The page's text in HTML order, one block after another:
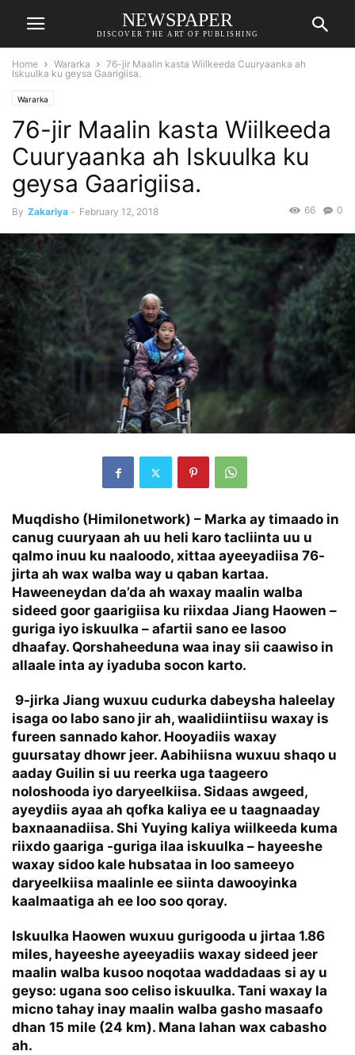
NEWSPAPER
DISCOVER THE ART OF PUBLISHING
Home Wararka
76-jir Maalin kasta Wiilkeeda Cuuryaanka ah
Iskuulka ku geysa Gaarigiisa.
Wararka
76-jir Maalin kasta Wiilkeeda
Cuuryaanka ah Iskuulka ku
geysa Gaarigiisa.
By Zakariya - February 12, 2018 0
66
Muqdisho (Himilonetwork) – Marka ay timaado in
canug cuuryaan ah uu heli karo tacliinta uu u
qalmo inuu ku naaloodo, xittaa ayeeyadiisa 76-
jirta ah wax walba way u qaban kartaa.
Haweeneydan da’da ah waxay maalin walba
sideed goor gaarigiisa ku riixdaa Jiang Haowen –
guriga iyo iskuulka – afartii sano ee lasoo
dhaafay. Qorshaheeduna waa inay sii caawiso in
allaale inta ay iyaduba socon karto.
9-jirka Jiang wuxuu cudurka dabeysha haleelay
isaga oo labo sano jir ah, waalidiintiisu waxay is
fureen sannado kahor. Hooyadiis waxay
guursatay dhowr jeer. Aabihiisna wuxuu shaqo u
aaday Guilin si uu reerka uga taageero
noloshooda iyo daryeelkiisa. Sidaas awgeed,
ayeydiis ayaa ah qofka kaliya ee u taagnaaday
baxnaanadiisa. Shi Yuying kaliya wiilkeeda kuma
riixdo gaariga -guriga ilaa iskuulka – hayeeshe
waxay sidoo kale hubsataa in loo sameeyo
daryeelkiisa maalinle ee siinta dawooyinka
kaalmaatiga ah ee loo soo qoray.
Iskuulka Haowen wuxuu gurigooda u jirtaa 1.86
miles, hayeeshe ayeeyadiis waxay sideed jeer
maalin walba kusoo noqotaa waddadaas si ay u
geyso: ugana soo celiso iskuulka. Tani waxay la
micno tahay inay maalin walba gasho masaafo
dhan 15 mile (24 km). Mana lahan wax cabasho
ah.